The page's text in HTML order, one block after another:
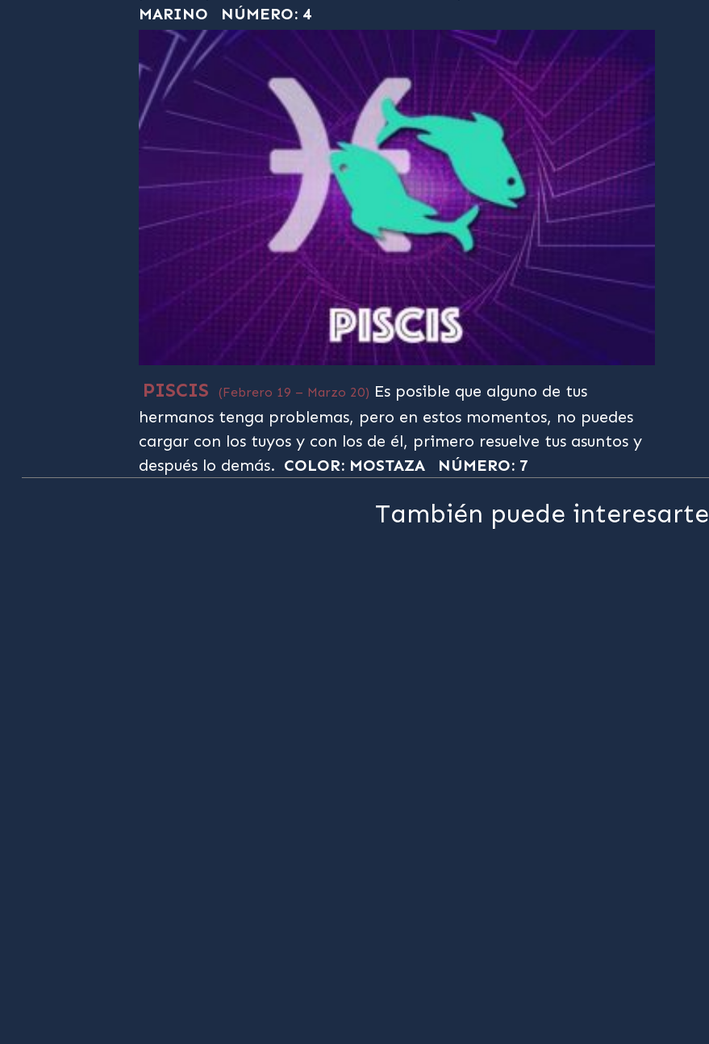
MARINO
NÚMERO: 4
PISCIS (Febrero 19 – Marzo 20) Es posible que alguno de tus
hermanos tenga problemas, pero en estos momentos, no puedes
cargar con los tuyos y con los de él, primero resuelve tus asuntos y
después lo demás. COLOR: MOSTAZA NÚMERO: 7
También puede interesarte